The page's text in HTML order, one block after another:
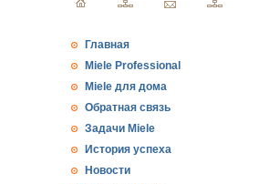
Главная
Miele Professional
Miele для дома
Обратная связь
Задачи Miele
История успеха
Новости